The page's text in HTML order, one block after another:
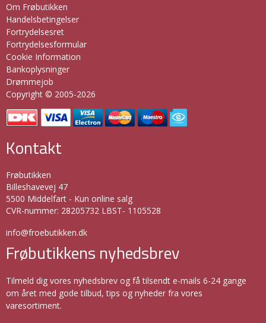
Om Frøbutikken
Handelsbetingelser
Fortrydelsesret
Fortrydelsesformular
Cookie Information
Bankoplysninger
Drømmejob
Copyright © 2005-2026
Kontakt
Frøbutikken
Billeshavevej 47
5500 Middelfart - Kun online salg
CVR-nummer: 28205732 LBST- 1105528
info@froebutikken.dk
Frøbutikkens nyhedsbrev
Tilmeld dig vores nyhedsbrev og få tilsendt e-mails 6-24 gange
om året med gode tilbud, tips og nyheder fra vores
varesortiment.